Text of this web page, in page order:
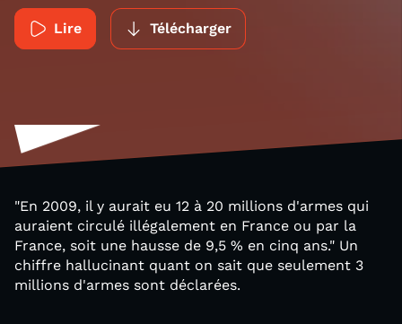
Lire Télécharger
"En 2009, il y aurait eu 12 à 20 millions d'armes qui
auraient circulé illégalement en France ou par la
France, soit une hausse de 9,5 % en cinq ans." Un
chiffre hallucinant quant on sait que seulement 3
millions d'armes sont déclarées.